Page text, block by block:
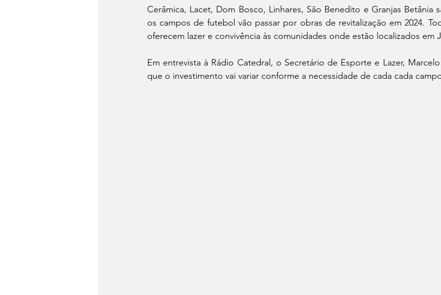
Cerâmica, Lacet, Dom Bosco, Linhares, São Benedito e Granjas Betânia
os campos de futebol vão passar por obras de revitalização em 2024.
oferecem lazer e convivência às comunidades onde estão localizados em
Em entrevista à Rádio Catedral, o Secretário de Esporte e Lazer,
que o investimento vai variar conforme a necessidade de cada cada